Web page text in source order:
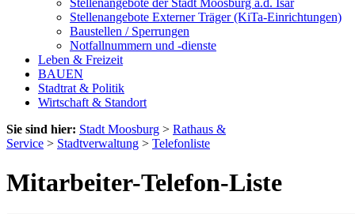
Stellenangebote der Stadt Moosburg a.d. Isar
Stellenangebote Externer Träger (KiTa-Einrichtungen)
Baustellen / Sperrungen
Notfallnummern und -dienste
Leben & Freizeit
BAUEN
Stadtrat & Politik
Wirtschaft & Standort
Sie sind hier: Stadt Moosburg > Rathaus &
Service > Stadtverwaltung > Telefonliste
Mitarbeiter-Telefon-Liste